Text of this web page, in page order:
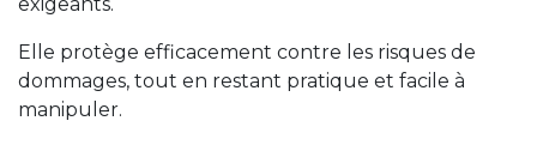
Elle protège efficacement contre les risques de
dommages, tout en restant pratique et facile à
manipuler.